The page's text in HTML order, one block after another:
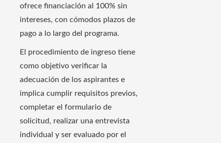
ofrece financiación al 100% sin
intereses, con cómodos plazos de
pago a lo largo del programa.
El procedimiento de ingreso tiene
como objetivo verificar la
adecuación de los aspirantes e
implica cumplir requisitos previos,
completar el formulario de
solicitud, realizar una entrevista
individual y ser evaluado por el